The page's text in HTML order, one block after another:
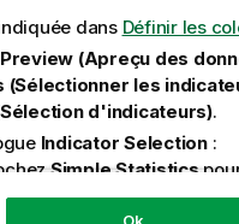
dans Définir les
(Apreçu des
(Sélectionner les
d'indicateurs).
Indicator Selection:
Simple Statistics
la colonnefirst_name